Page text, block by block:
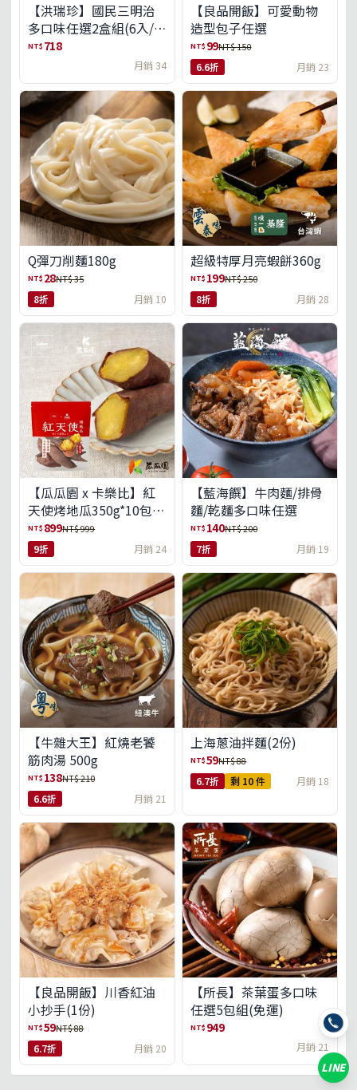
【洪瑞珍】國民三明治
多口味任選2盒組(6入/
盒)(免運)
NT$ 718
月銷 34
【良品開飯】可愛動物
造型包子任選
NT$ 99NT$ 150
6.6折 月銷 23
Q彈刀削麵180g
NT$ 28NT$ 35
8折 月銷 10
超級特厚月亮蝦餅360g
NT$ 199NT$ 250
8折 月銷 28
【瓜瓜園 x 卡樂比】紅
天使烤地瓜350g*10包
(免運組)
NT$ 899NT$ 999
9折 月銷 24
【藍海饌】牛肉麵/排骨
麵/乾麵多口味任選
NT$ 140NT$ 200
7折 月銷 19
【牛雜大王】紅燒老饕
筋肉湯 500g
NT$ 138NT$ 210
6.6折 月銷 21
上海蔥油拌麵(2份)
NT$59NT$ 88
6.7折 剩 10 件 月銷 18
【良品開飯】川香紅油
小抄手(1份)
NT$59NT$ 88
6.7折 月銷 20
【所長】茶葉蛋多口味
任選5包組(免運)
NT$ 949
月銷 21
LINE